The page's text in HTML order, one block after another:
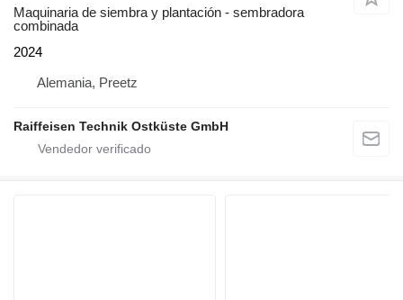
Maquinaria de siembra y plantación - sembradora
combinada
2024
Alemania, Preetz
Raiffeisen Technik Ostküste GmbH